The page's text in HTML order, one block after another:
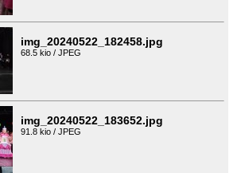
img_20240522_182458.jpg
68.5 kio / JPEG
img_20240522_183652.jpg
91.8 kio / JPEG